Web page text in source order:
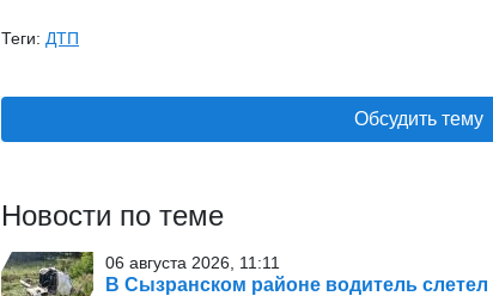
Теги: ДТП
Обсудить тему
Новости по теме
06 августа 2026, 11:11
В Сызранском районе водитель